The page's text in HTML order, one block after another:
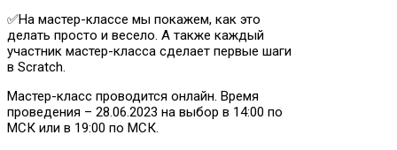
✅На мастер-классе мы покажем, как это
делать просто и весело. А также каждый
участник мастер-класса сделает первые шаги
в Scratch.
Мастер-класс проводится онлайн. Время
проведения – 28.06.2023 на выбор в 14:00 по
МСК или в 19:00 по МСК.